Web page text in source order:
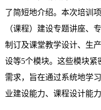
了简短地介绍。本次培训
（课程）建设专题讲座、
制订及课堂教学设计、生
设等5个模块。这些模块紧
需求，旨在通过系统地学
业建设能力、课程设计能力